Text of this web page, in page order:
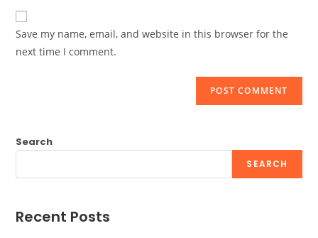
comment
website
URL
(optional)
Save my name, email, and website in this browser for the
next time I comment.
Search
SEARCH
Recent Posts